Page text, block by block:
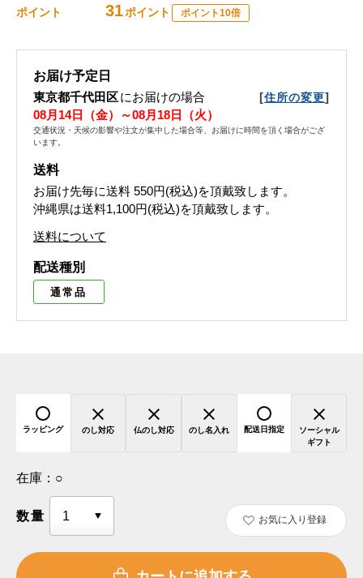
ポイント 31ポイント ポイント10倍
お届け予定日
東京都千代田区にお届けの場合 [住所の変更]
08月14日（金）～08月18日（火）
交通状況・天候の影響や注文が集中した場合等、お届けに時間を頂く場合がござ
います。
送料
お届け先毎に送料 550円(税込)を頂戴致します。
沖縄県は送料1,100円(税込)を頂戴致します。
送料について
配送種別
通常品
ラッピング のし対応 仏のし対応 のし名入れ 配送日指定
ソーシャル
ギフト
在庫： ○
数量 お気に入り登録